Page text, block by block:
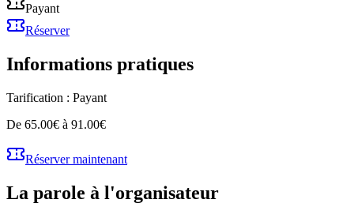
Payant
Réserver
Informations pratiques
Tarification : Payant
De 65.00€ à 91.00€
Réserver maintenant
La parole à l'organisateur